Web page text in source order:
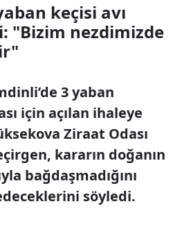
keçisi avı
"Bizim nezdimizde
3 yaban
için açılan ihaleye
Ziraat Odası
kararın doğanın
bağdaşmadığını
söyledi.